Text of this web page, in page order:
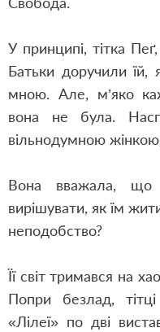
У принципі, тітка
Батьки доручили їй,
мною. Але, м’яко
вона не була.
вільнодумною
Вона вважала, що
вирішувати, як їм
неподобство?
Її світ тримався на
Попри безлад,
«Лілеї» по дві